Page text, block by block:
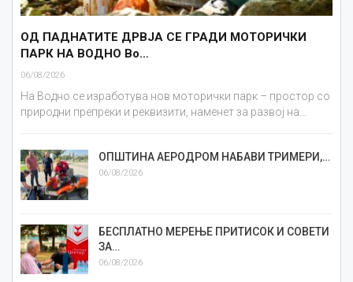
ОД ПАДНАТИТЕ ДРВЈА СЕ ГРАДИ МОТОРИЧКИ
ПАРК НА ВОДНО Во…
06/08/2026
На Водно се изработува нов моторички парк – простор со
природни препреки и реквизити, наменет за развој на…
ОПШТИНА АЕРОДРОМ НАБАВИ ТРИМЕРИ,…
06/08/2026
БЕСПЛАТНО МЕРЕЊЕ ПРИТИСОК И СОВЕТИ
ЗА…
06/08/2026